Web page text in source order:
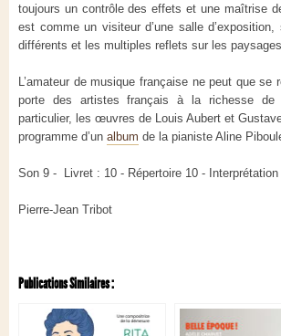
toujours un contrôle des effets et une maîtrise
est comme un visiteur d’une salle
différents et les multiples reflets sur les
L’amateur de musique française ne peut que se
porte des artistes français à la richesse de
particulier, les œuvres de Louis Aubert et
programme d’un album de la pianiste Aline
Son 9 - Livret : 10 - Répertoire 10 - Interprétation
Pierre-Jean Tribot
Publications Similaires :